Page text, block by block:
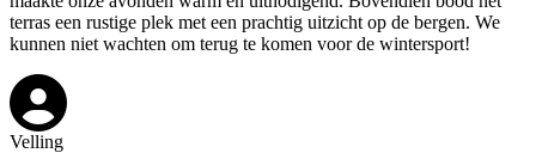
terras een rustige plek met een prachtig uitzicht op de bergen. We
kunnen niet wachten om terug te komen voor de wintersport!
Velling